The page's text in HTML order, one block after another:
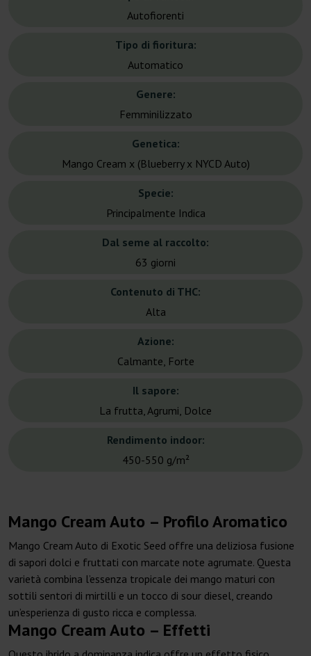
Autofiorenti
Tipo di fioritura:
Automatico
Genere:
Femminilizzato
Genetica:
Mango Cream x (Blueberry x NYCD Auto)
Specie:
Principalmente Indica
Dal seme al raccolto:
63 giorni
Contenuto di THC:
Alta
Azione:
Calmante, Forte
Il sapore:
La frutta, Agrumi, Dolce
Rendimento indoor:
450-550 g/m²
Mango Cream Auto – Profilo Aromatico
Mango Cream Auto di Exotic Seed offre una deliziosa fusione
di sapori dolci e fruttati con marcate note agrumate. Questa
varietà combina l’essenza tropicale dei mango maturi con
sottili sentori di mirtilli e un tocco di sour diesel, creando
un’esperienza di gusto ricca e complessa.
Mango Cream Auto – Effetti